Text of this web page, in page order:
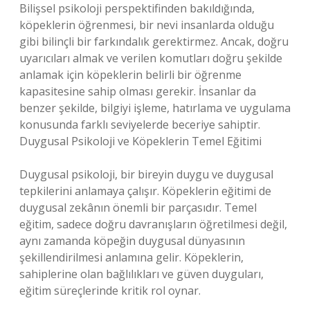
Bilişsel psikoloji perspektifinden bakıldığında,
köpeklerin öğrenmesi, bir nevi insanlarda olduğu
gibi bilinçli bir farkındalık gerektirmez. Ancak, doğru
uyarıcıları almak ve verilen komutları doğru şekilde
anlamak için köpeklerin belirli bir öğrenme
kapasitesine sahip olması gerekir. İnsanlar da
benzer şekilde, bilgiyi işleme, hatırlama ve uygulama
konusunda farklı seviyelerde beceriye sahiptir.
Duygusal Psikoloji ve Köpeklerin Temel Eğitimi
Duygusal psikoloji, bir bireyin duygu ve duygusal
tepkilerini anlamaya çalışır. Köpeklerin eğitimi de
duygusal zekânın önemli bir parçasıdır. Temel
eğitim, sadece doğru davranışların öğretilmesi değil,
aynı zamanda köpeğin duygusal dünyasının
şekillendirilmesi anlamına gelir. Köpeklerin,
sahiplerine olan bağlılıkları ve güven duyguları,
eğitim süreçlerinde kritik rol oynar.